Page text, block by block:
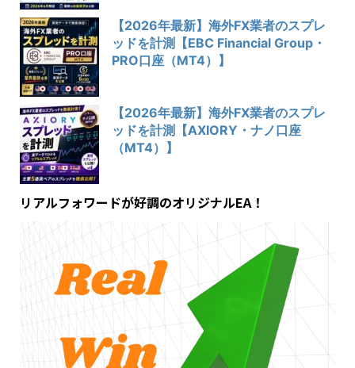
【2026年最新】海外FX業者のスプレ
ッドを計測【EBC Financial Group・
PRO口座（MT4）】
【2026年最新】海外FX業者のスプレ
ッドを計測【AXIORY・ナノ口座
（MT4）】
リアルフォワードが好調のオリジナルEA！